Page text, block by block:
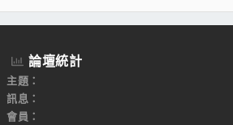
論壇統計
主題
訊息
會員